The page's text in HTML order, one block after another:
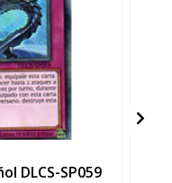
DLCS-SP059